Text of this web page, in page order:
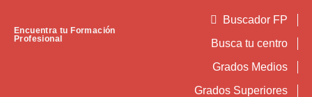
Encuentra tu Formación
Profesional
Buscador FP
Busca tu centro
Grados Medios
Grados Superiores